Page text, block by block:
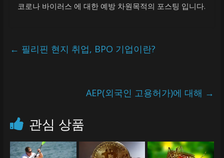
코로나 바이러스 에 대한 예방 차원목적의 포스팅 입니다.
← 필리핀 현지 취업, BPO 기업이란?
AEP(외국인 고용허가)에 대해 →
관심 상품